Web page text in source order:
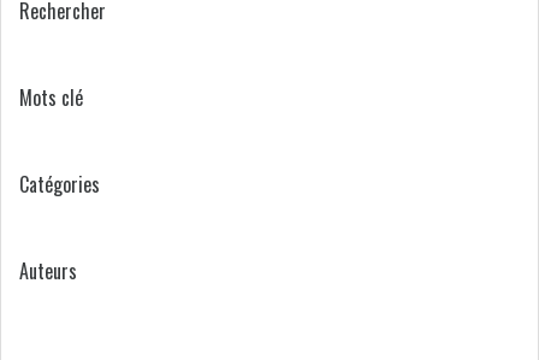
Rechercher
Mots clé
Catégories
Auteurs